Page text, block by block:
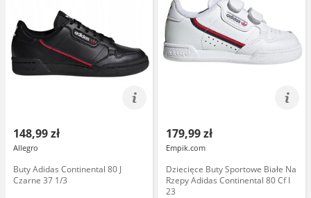
148,99 zł
Allegro
Buty Adidas Continental 80 J
Czarne 37 1/3
179,99 zł
Empik.com
Dziecięce Buty Sportowe Białe Na
Rzepy Adidas Continental 80 Cf I
23